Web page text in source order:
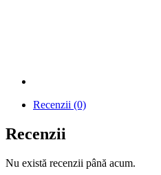
Recenzii (0)
Recenzii
Nu există recenzii până acum.